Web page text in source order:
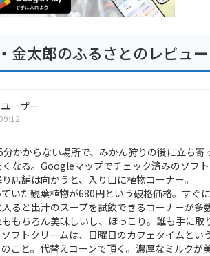
金太郎のふるさとのレビュー
ーザー
かからない場所で、みかん狩りの後に立ち
なる。Googleマップでチェック済みのソフ
店舗は向かうと、入り口に植物コーナー。
いた観葉植物が680円という破格価格。すぐ
ると出汁のスープを試飲できるコーナーが
もちろん美味しいし、ほっこり。誰も手に取
フトクリームは、日曜日のカフェタイムと
こと。代替えコーンで頂く。濃厚なミルクが